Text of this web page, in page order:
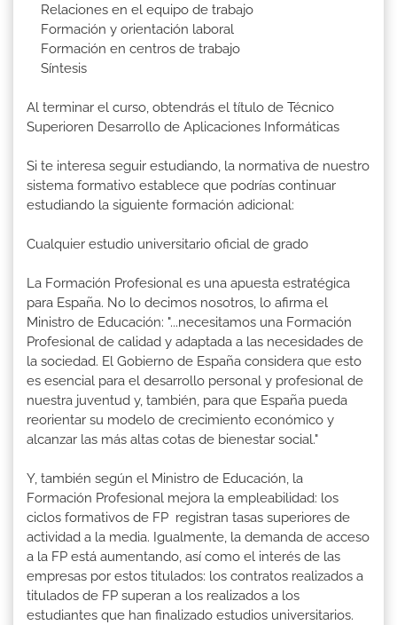
Relaciones en el equipo de trabajo
Formación y orientación laboral
Formación en centros de trabajo
Síntesis
Al terminar el curso, obtendrás el título de Técnico
Superioren Desarrollo de Aplicaciones Informáticas
Si te interesa seguir estudiando, la normativa de nuestro
sistema formativo establece que podrías continuar
estudiando la siguiente formación adicional:
Cualquier estudio universitario oficial de grado
La Formación Profesional es una apuesta estratégica
para España. No lo decimos nosotros, lo afirma el
Ministro de Educación: "...necesitamos una Formación
Profesional de calidad y adaptada a las necesidades de
la sociedad. El Gobierno de España considera que esto
es esencial para el desarrollo personal y profesional de
nuestra juventud y, también, para que España pueda
reorientar su modelo de crecimiento económico y
alcanzar las más altas cotas de bienestar social."
Y, también según el Ministro de Educación, la
Formación Profesional mejora la empleabilidad: los
ciclos formativos de FP registran tasas superiores de
actividad a la media. Igualmente, la demanda de acceso
a la FP está aumentando, así como el interés de las
empresas por estos titulados: los contratos realizados a
titulados de FP superan a los realizados a los
estudiantes que han finalizado estudios universitarios.